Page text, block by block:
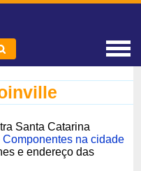
Santa Catarina
Componentes na cidade
e endereço das